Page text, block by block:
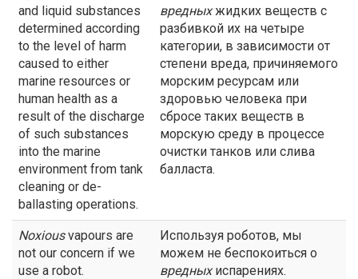
and liquid substances
determined according
to the level of harm
caused to either
marine resources or
human health as a
result of the discharge
of such substances
into the marine
environment from tank
cleaning or de-
ballasting operations.
вредныхжидких веществ с
разбивкой их на четыре
категории, в зависимости от
степени вреда, причиняемого
морским ресурсам или
здоровью человека при
сбросе таких веществ в
морскую среду в процессе
очистки танков или слива
балласта.
Noxiousvapours are
not our concern if we
use a robot.
Используя роботов, мы
можем не беспокоиться о
вредныхиспарениях.